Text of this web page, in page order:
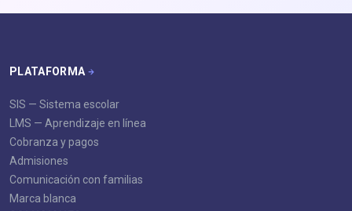
PLATAFORMA
SIS — Sistema escolar
LMS — Aprendizaje en línea
Cobranza y pagos
Admisiones
Comunicación con familias
Marca blanca